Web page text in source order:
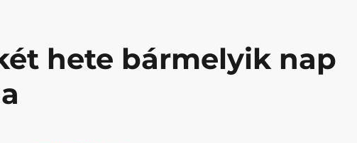
hete bármelyik nap